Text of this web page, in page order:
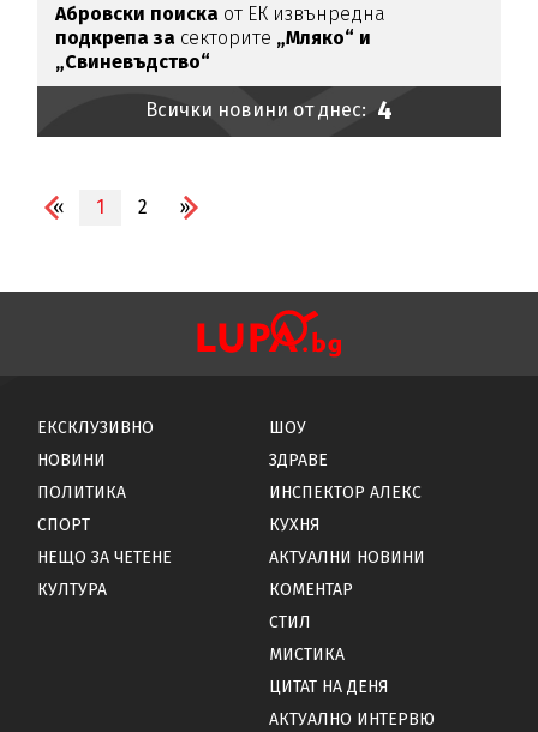
Абровски поиска от ЕК извънредна
подкрепа за секторите „Мляко“ и
„Свиневъдство“
Всички новини от днес: 4
« 1 2 »
ЕКСКЛУЗИВНО
НОВИНИ
ПОЛИТИКА
СПОРТ
НЕЩО ЗА ЧЕТЕНЕ
КУЛТУРА
ШОУ
ЗДРАВЕ
ИНСПЕКТОР АЛЕКС
КУХНЯ
АКТУАЛНИ НОВИНИ
КОМЕНТАР
СТИЛ
МИСТИКА
ЦИТАТ НА ДЕНЯ
АКТУАЛНО ИНТЕРВЮ